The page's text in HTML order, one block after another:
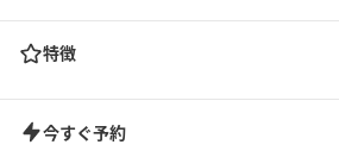
特徴
今すぐ予約